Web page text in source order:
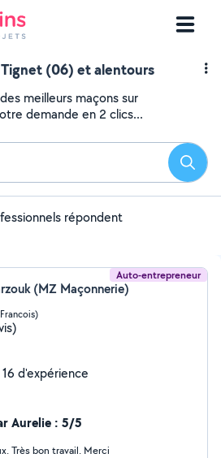
Tignet (06) et alentours
meilleurs maçons sur
demande en 2 clics...
répondent
Auto-entrepreneur
(MZ Maçonnerie)
d'expérience
Aurelie : 5/5
Très bon travail. Merci